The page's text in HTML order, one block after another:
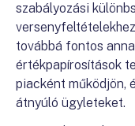
szabályozási
továbbá fontos
értékpapírosítások
piacként működjön,
átnyúló ügyleteket.